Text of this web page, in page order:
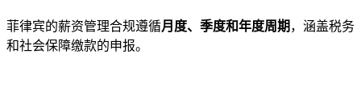
菲律宾的薪资管理合规遵循月度、季度和年度周期 ，涵盖税务
和社会保障缴款的申报。